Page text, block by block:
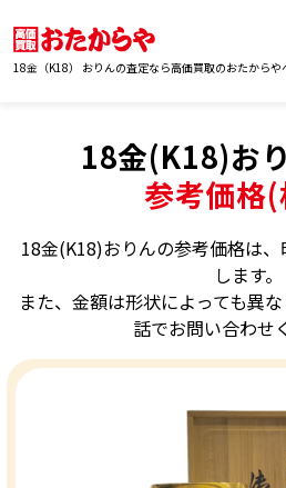
18金（K18） おりんの査定なら高価買取のおたからや
18金(K18)お
参考価格
18金(K18)おりんの参考価格は
します。
また、金額は形状によっても異
話でお問い合わせ